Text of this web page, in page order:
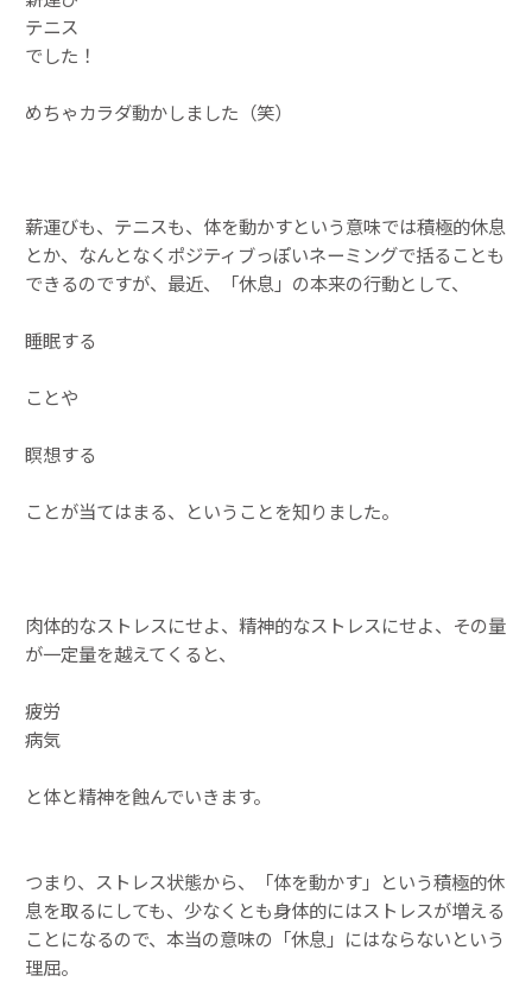
テニス
でした！
めちゃカラダ動かしました（笑）
薪運びも、テニスも、体を動かすという意味では積極的休息
とか、なんとなくポジティブっぽいネーミングで括ることも
できるのですが、最近、「休息」の本来の行動として、
睡眠する
ことや
瞑想する
ことが当てはまる、ということを知りました。
肉体的なストレスにせよ、精神的なストレスにせよ、その量
が一定量を越えてくると、
疲労
病気
と体と精神を蝕んでいきます。
つまり、ストレス状態から、「体を動かす」という積極的休
息を取るにしても、少なくとも身体的にはストレスが増える
ことになるので、本当の意味の「休息」にはならないという
理屈。